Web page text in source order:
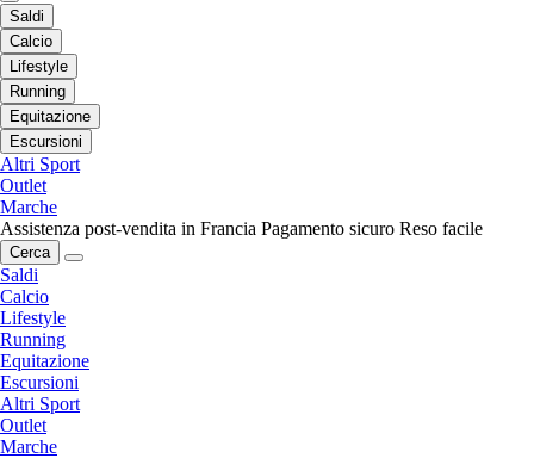
Saldi
Calcio
Lifestyle
Running
Equitazione
Escursioni
Altri Sport
Outlet
Marche
Assistenza post-vendita in Francia Pagamento sicuro Reso facile
Cerca
Saldi
Calcio
Lifestyle
Running
Equitazione
Escursioni
Altri Sport
Outlet
Marche